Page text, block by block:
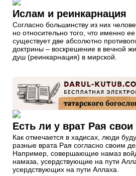
Ислам и реинкарнация
Согласно большинству из них
но относительно того, что именно
существует две абсолютно
доктрины – воскрешение в вечной
душ (реинкарнация) в мирской.
Есть ли у врат Рая свои
Как отмечается в хадисах, люди
разные врата Рая согласно своим
Например, совершающие намаз
намаза, усердствующие на пути
усердствующих на пути Аллаха.